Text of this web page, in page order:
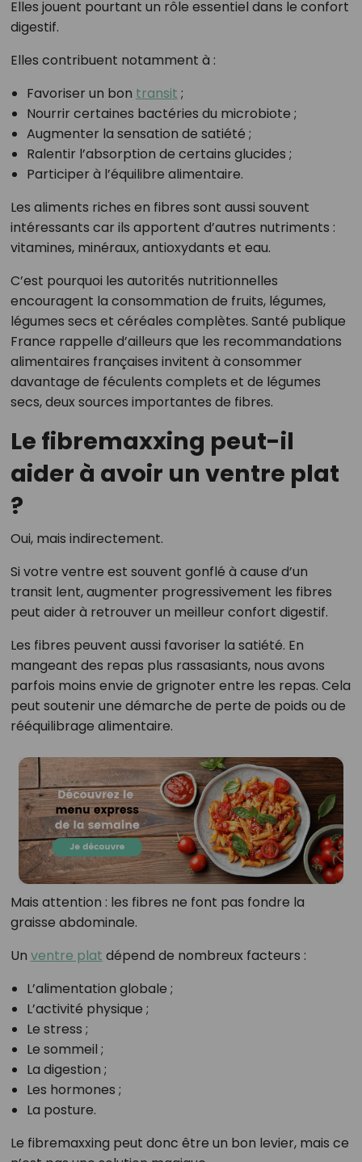
Elles jouent pourtant un rôle essentiel dans le confort
digestif.
Elles contribuent notamment à :
Favoriser un bon transit ;
Nourrir certaines bactéries du microbiote ;
Augmenter la sensation de satiété ;
Ralentir l’absorption de certains glucides ;
Participer à l’équilibre alimentaire.
Les aliments riches en fibres sont aussi souvent
intéressants car ils apportent d’autres nutriments :
vitamines, minéraux, antioxydants et eau.
C’est pourquoi les autorités nutritionnelles
encouragent la consommation de fruits, légumes,
légumes secs et céréales complètes. Santé publique
France rappelle d’ailleurs que les recommandations
alimentaires françaises invitent à consommer
davantage de féculents complets et de légumes
secs, deux sources importantes de fibres.
Le fibremaxxing peut-il
aider à avoir un ventre plat
?
Oui, mais indirectement.
Si votre ventre est souvent gonflé à cause d’un
transit lent, augmenter progressivement les fibres
peut aider à retrouver un meilleur confort digestif.
Les fibres peuvent aussi favoriser la satiété. En
mangeant des repas plus rassasiants, nous avons
parfois moins envie de grignoter entre les repas. Cela
peut soutenir une démarche de perte de poids ou de
rééquilibrage alimentaire.
Mais attention : les fibres ne font pas fondre la
graisse abdominale.
Un ventre plat dépend de nombreux facteurs :
L’alimentation globale ;
L’activité physique ;
Le stress ;
Le sommeil ;
La digestion ;
Les hormones ;
La posture.
Le fibremaxxing peut donc être un bon levier, mais ce